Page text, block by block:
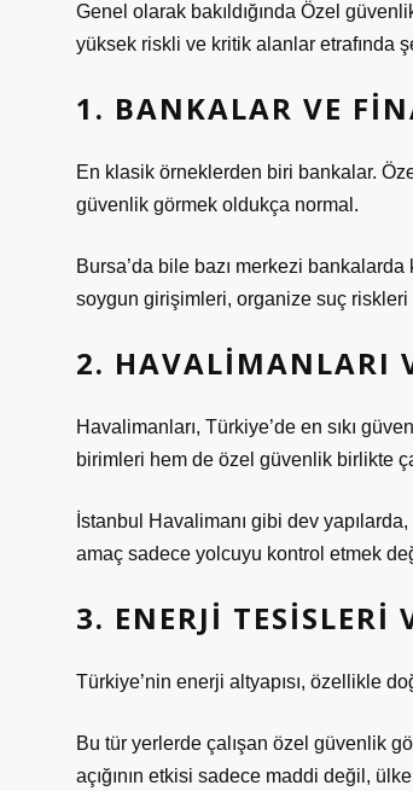
Genel olarak bakıldığında Özel
yüksek riskli ve kritik alanlar etrafında
1. BANKALAR VE
En klasik örneklerden biri bankalar.
güvenlik görmek oldukça normal.
Bursa’da bile bazı merkezi
soygun girişimleri, organize suç riskleri
2. HAVALIMANLARI
Havalimanları, Türkiye’de en sıkı
birimleri hem de özel güvenlik birlikte
İstanbul Havalimanı gibi dev
amaç sadece yolcuyu kontrol etmek
3. ENERJI TESISLERI
Türkiye’nin enerji altyapısı, özellikle
Bu tür yerlerde çalışan özel güvenlik
açığının etkisi sadece maddi değil,